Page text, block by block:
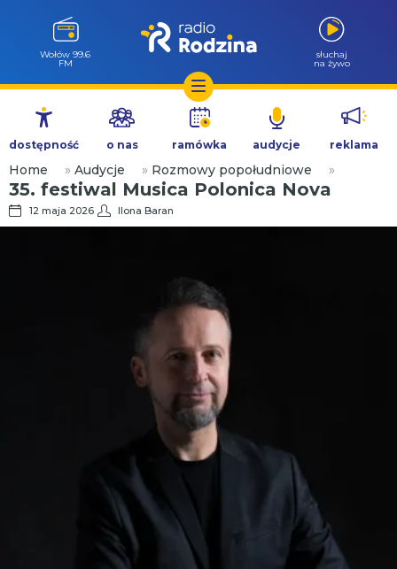
Przejdź
treści
Wołów 99.6
FM
słuchaj
na żywo
dostępność o nas ramówka audycje reklama
Home » Audycje » Rozmowy popołudniowe »
35. festiwal Musica Polonica Nova
12 maja 2026 Ilona Baran